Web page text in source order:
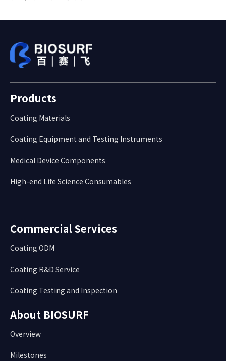
Products
Coating Materials
Coating Equipment and Testing Instruments
Medical Device Components
High-end Life Science Consumables
Commercial Services
Coating ODM
Coating R&D Service
Coating Testing and Inspection
About BIOSURF
Overview
Milestones